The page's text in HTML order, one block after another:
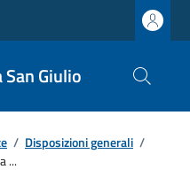
Giulio
/ Disposizioni generali /
...